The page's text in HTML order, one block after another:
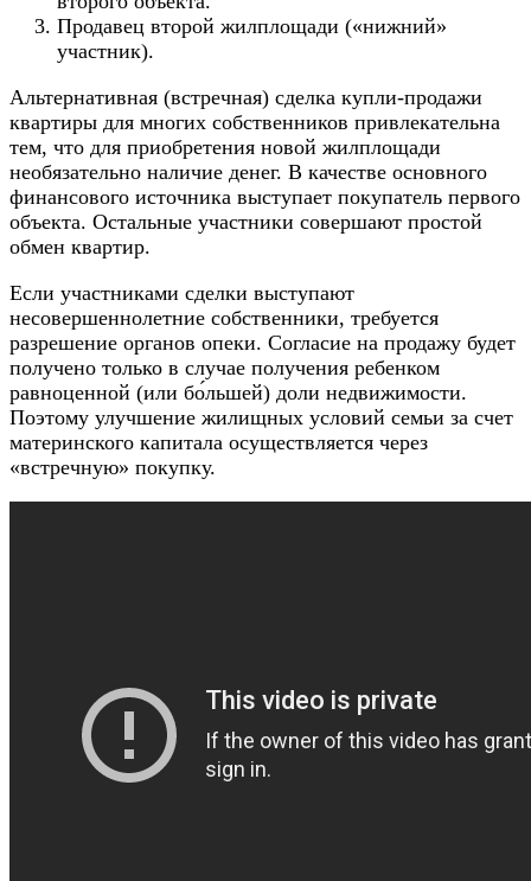
Продавец второй жилплощади («нижний»
участник).
Альтернативная (встречная) сделка купли-продажи
квартиры для многих собственников привлекательна
тем, что для приобретения новой жилплощади
необязательно наличие денег. В качестве основного
финансового источника выступает покупатель первого
объекта. Остальные участники совершают простой
обмен квартир.
Если участниками сделки выступают
несовершеннолетние собственники, требуется
разрешение органов опеки. Согласие на продажу будет
получено только в случае получения ребенком
равноценной (или бо́льшей) доли недвижимости.
Поэтому улучшение жилищных условий семьи за счет
материнского капитала осуществляется через
«встречную» покупку.